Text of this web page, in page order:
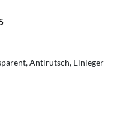
Antirutsch, Einleger